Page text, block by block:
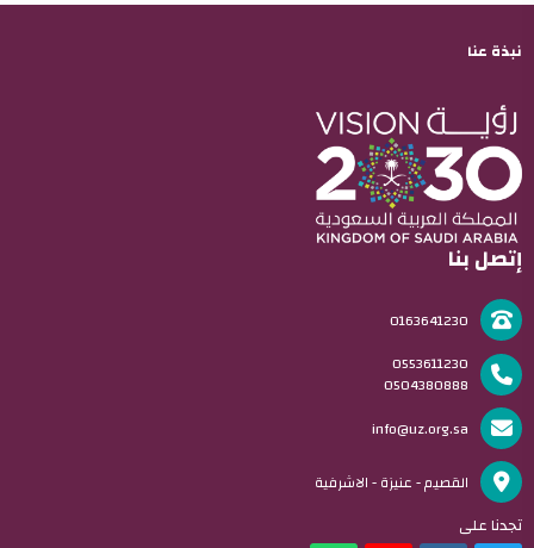
نبذة عنا
إتصل بنا
0163641230
0553611230
0504380888
info@uz.org.sa
القصيم - عنيزة - الاشرفية
تجدنا على